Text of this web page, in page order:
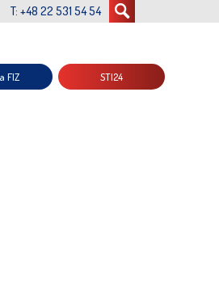
T: +48 22 531 54 54
FIZ STI24